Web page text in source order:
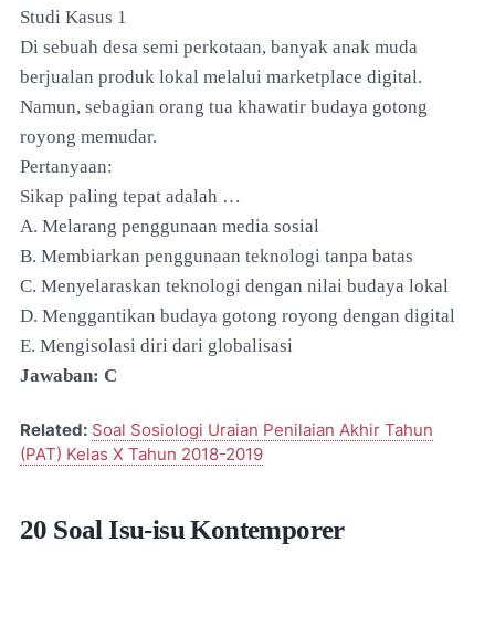
Studi Kasus 1
Di sebuah desa semi perkotaan, banyak anak muda
berjualan produk lokal melalui marketplace digital.
Namun, sebagian orang tua khawatir budaya gotong
royong memudar.
Pertanyaan:
Sikap paling tepat adalah …
A. Melarang penggunaan media sosial
B. Membiarkan penggunaan teknologi tanpa batas
C. Menyelaraskan teknologi dengan nilai budaya lokal
D. Menggantikan budaya gotong royong dengan digital
E. Mengisolasi diri dari globalisasi
Jawaban: C
Related: Soal Sosiologi Uraian Penilaian Akhir Tahun
(PAT) Kelas X Tahun 2018-2019
20 Soal Isu-isu Kontemporer